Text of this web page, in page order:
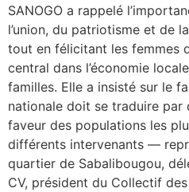
SANOGO a rappelé
l’union, du patriotisme et de
tout en félicitant les femmes
central dans l’économie
familles. Elle a insisté sur le
nationale doit se traduire par
faveur des populations les
différents intervenants —
quartier de Sabalibougou,
CV, président du Collectif